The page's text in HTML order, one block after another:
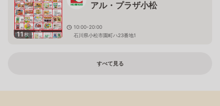
11枚
アル・プラザ小松
10:00-20:00
石川県小松市園町ハ23番地1
すべて見る